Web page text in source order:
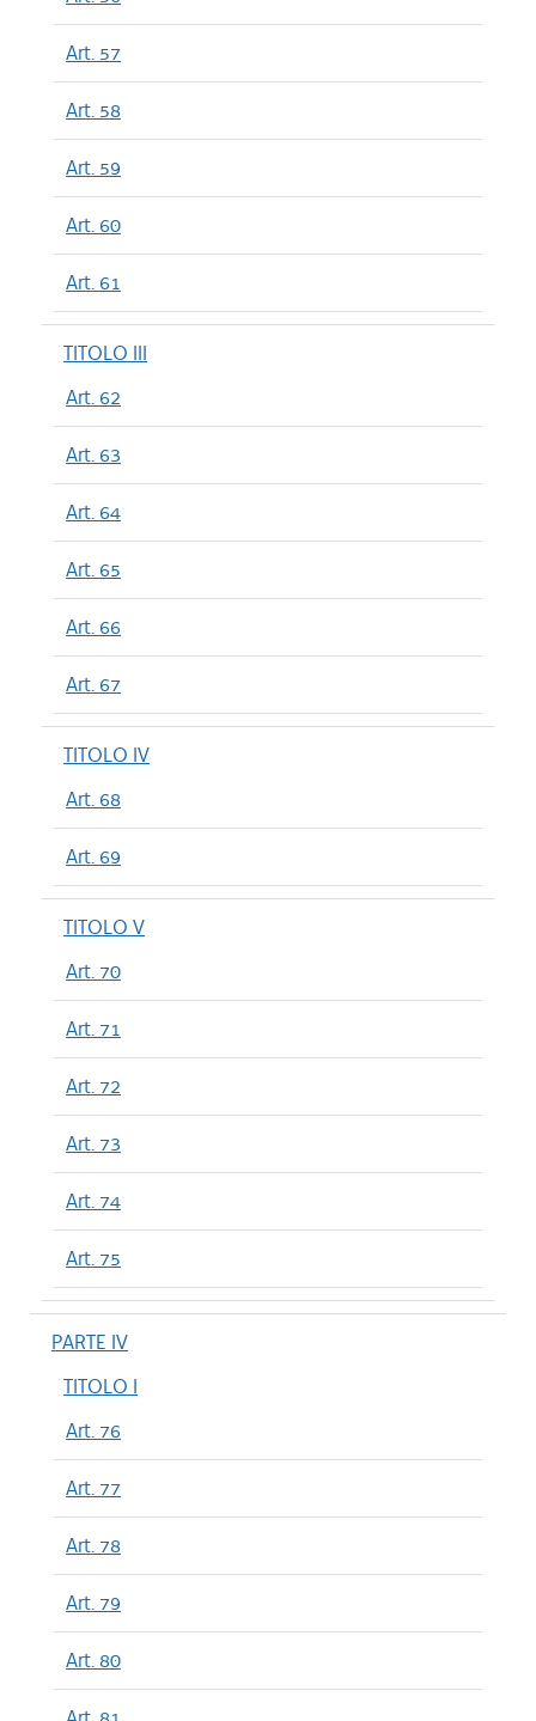
Art. 57
Art. 58
Art. 59
Art. 60
Art. 61
TITOLO III
Art. 62
Art. 63
Art. 64
Art. 65
Art. 66
Art. 67
TITOLO IV
Art. 68
Art. 69
TITOLO V
Art. 70
Art. 71
Art. 72
Art. 73
Art. 74
Art. 75
PARTE IV
TITOLO I
Art. 76
Art. 77
Art. 78
Art. 79
Art. 80